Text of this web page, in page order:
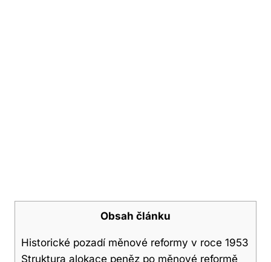
Obsah článku
Historické pozadí měnové reformy v roce 1953
Struktura alokace peněz po měnové reformě